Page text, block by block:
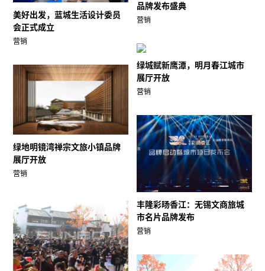
美好出发，蓝城生活设计委员
会正式成立
营销
品牌发布盛典
营销
绿城赋新鹰潭，明月春江城市
展厅开放
营销
绿地明镜湾禅宗文旅小镇品牌
展厅开放
营销
丰隆彩旸香江：无锡文商旅城
市名片品牌发布
营销